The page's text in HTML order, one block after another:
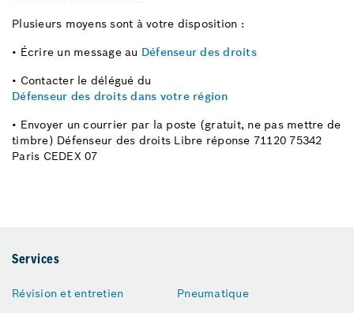
Plusieurs moyens sont à votre disposition :
• Écrire un message au Défenseur des droits
• Contacter le délégué du
Défenseur des droits dans votre région
• Envoyer un courrier par la poste (gratuit, ne pas mettre de
timbre) Défenseur des droits Libre réponse 71120 75342
Paris CEDEX 07
Services
Révision et entretien
Pneumatique